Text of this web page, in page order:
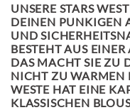
UNSERE STARS
DEINEN PUNKIGEN
UND
BESTEHT AUS
DAS MACHT SIE ZU
NICHT ZU WARMEN
WESTE HAT EINE
KLASSISCHEN